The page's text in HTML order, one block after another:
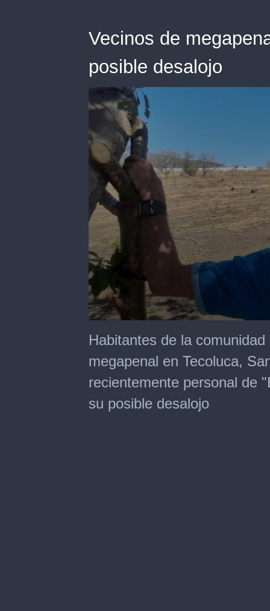
Vecinos de
posible desalojo
seconds
of
minutes,
seconds
Habitantes de la
megapenal en Tecoluca,
recientemente personal de
su posible desalojo